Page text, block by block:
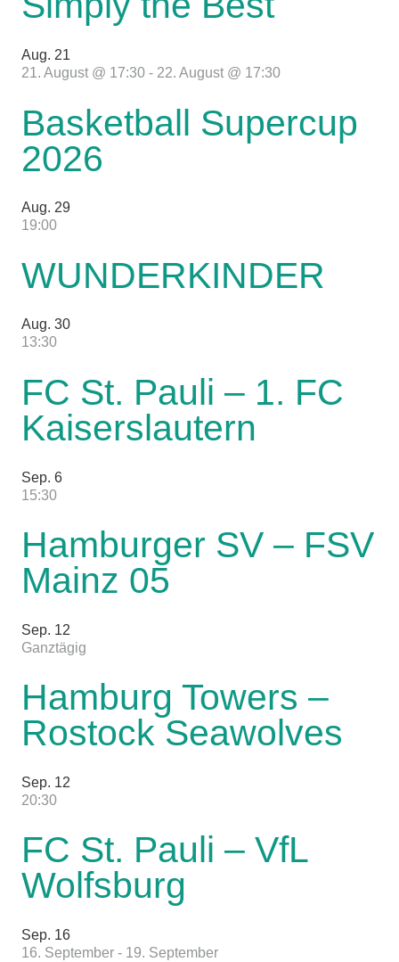
Aug. 21
21. August @ 17:30 - 22. August @ 17:30
Basketball Supercup
2026
Aug. 29
19:00
WUNDERKINDER
Aug. 30
13:30
FC St. Pauli – 1. FC
Kaiserslautern
Sep. 6
15:30
Hamburger SV – FSV
Mainz 05
Sep. 12
Ganztägig
Hamburg Towers –
Rostock Seawolves
Sep. 12
20:30
FC St. Pauli – VfL
Wolfsburg
Sep. 16
16. September - 19. September